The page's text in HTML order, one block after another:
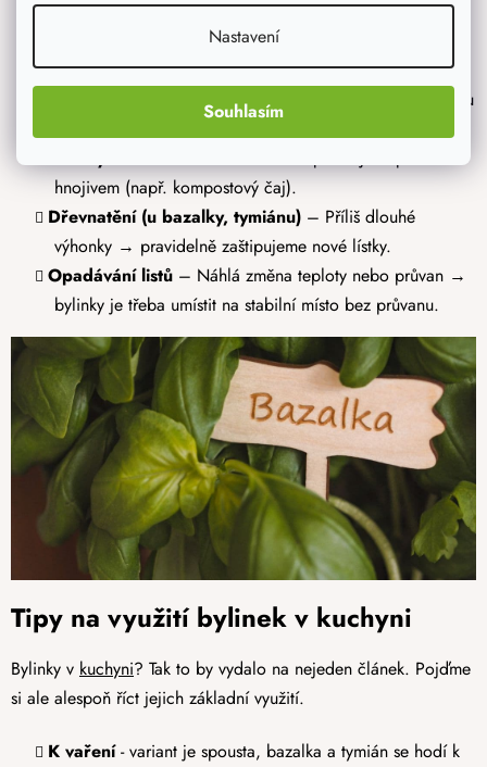
Nastavení
Souhlasím
Lepkavé listy, pavučinky- škůdci (mšice, svilušky) →
opláchneme vlažnou vodou nebo použijeme přírodní
postřik (např. mýdlový roztok).
– Přemokření a špatná cirkulace vzduchu
– Nedostatek živin → přihnojíme přírodním
hnojivem (např. kompostový čaj).
Dřevnatění (u bazalky, tymiánu) – Příliš dlouhé
výhonky → pravidelně zaštipujeme nové lístky.
Opadávání listů – Náhlá změna teploty nebo průvan →
bylinky je třeba umístit na stabilní místo bez průvanu.
Tipy na využití bylinek v kuchyni
Bylinky v kuchyni? Tak to by vydalo na nejeden článek. Pojďme
si ale alespoň říct jejich základní využití.
K vaření- variant je spousta, bazalka a tymián se hodí k